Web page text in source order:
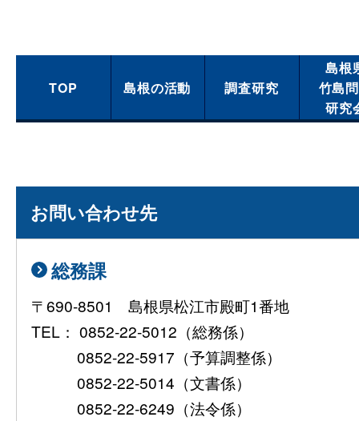
TOP 島根の活動 調査研究
島根
竹島
研究
お問い合わせ先
総務課
〒690-8501 島根県松江市殿町1番地
TEL： 0852-22-5012（総務係）
0852-22-5917（予算調整係）
0852-22-5014（文書係）
0852-22-6249（法令係）